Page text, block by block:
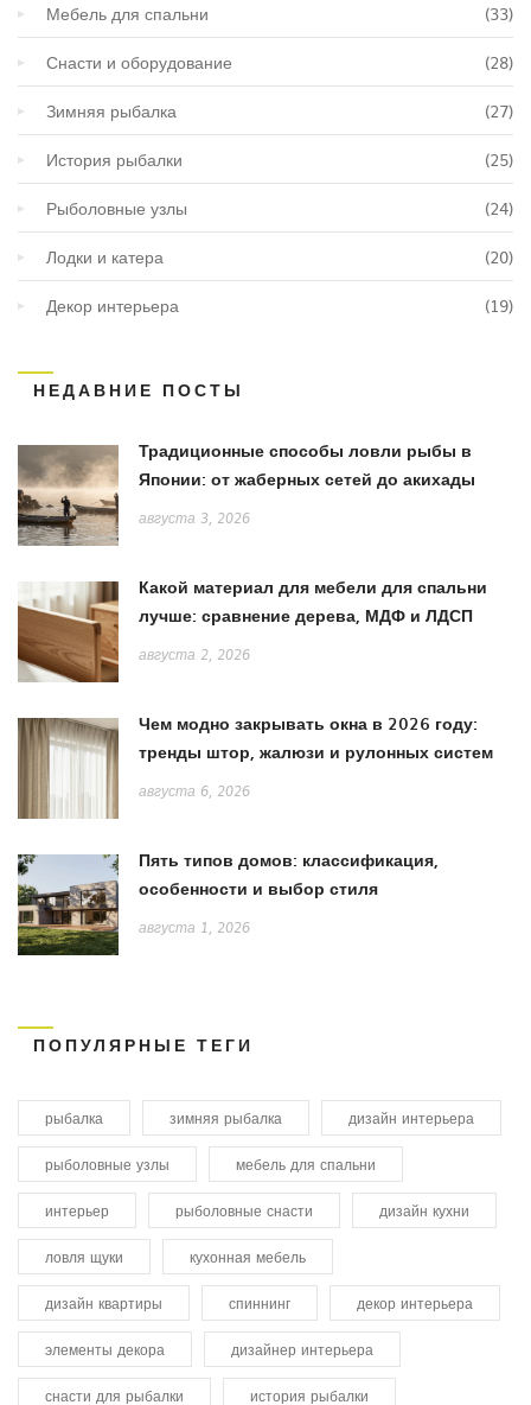
Мебель для спальни (33)
Снасти и оборудование (28)
Зимняя рыбалка (27)
История рыбалки (25)
Рыболовные узлы (24)
Лодки и катера (20)
Декор интерьера (19)
НЕДАВНИЕ ПОСТЫ
Традиционные способы ловли рыбы в
Японии: от жаберных сетей до акихады
августа 3, 2026
Какой материал для мебели для спальни
лучше: сравнение дерева, МДФ и ЛДСП
августа 2, 2026
Чем модно закрывать окна в 2026 году:
тренды штор, жалюзи и рулонных систем
августа 6, 2026
Пять типов домов: классификация,
особенности и выбор стиля
августа 1, 2026
ПОПУЛЯРНЫЕ ТЕГИ
рыбалка зимняя рыбалка дизайн интерьера
рыболовные узлы мебель для спальни
интерьер рыболовные снасти дизайн кухни
ловля щуки кухонная мебель
дизайн квартиры спиннинг декор интерьера
элементы декора дизайнер интерьера
снасти для рыбалки история рыбалки